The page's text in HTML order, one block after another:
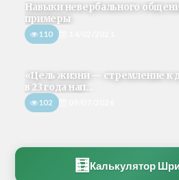
Навыки невербального
примеры
110
«Цель жизни — стремление к
в 23 года нап...
102
🧮 Калькулятор